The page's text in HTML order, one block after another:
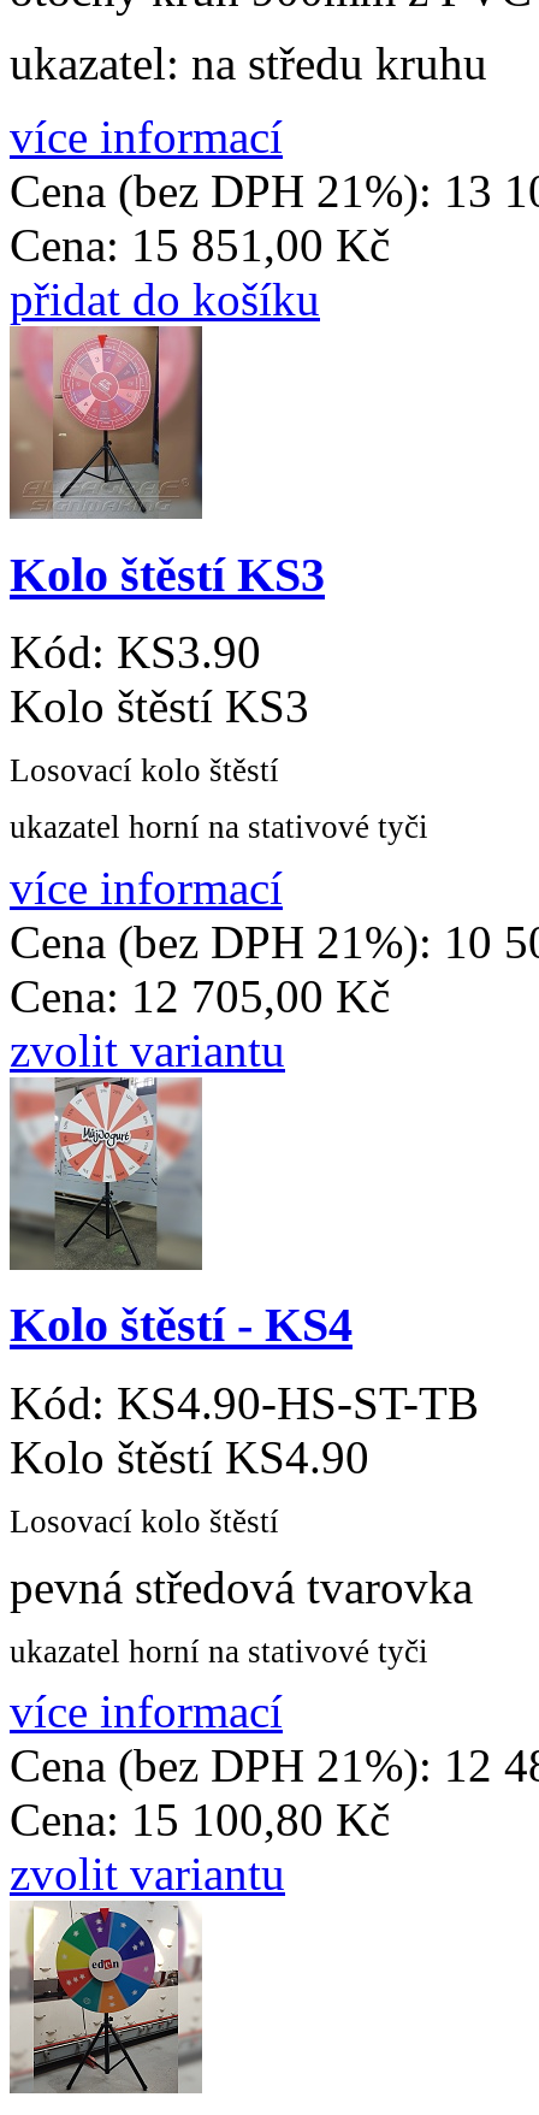
ukazatel: na středu kruhu
více informací
Cena (bez DPH 21%): 13
Cena: 15 851,00 Kč
přidat do košíku
Kolo štěstí KS3
Kód: KS3.90
Kolo štěstí KS3
Losovací kolo štěstí
ukazatel horní na stativové tyči
více informací
Cena (bez DPH 21%): 10
Cena: 12 705,00 Kč
zvolit variantu
Kolo štěstí - KS4
Kód: KS4.90-HS-ST-TB
Kolo štěstí KS4.90
Losovací kolo štěstí
pevná středová tvarovka
ukazatel horní na stativové tyči
více informací
Cena (bez DPH 21%): 12
Cena: 15 100,80 Kč
zvolit variantu